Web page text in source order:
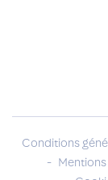
Conditions
-